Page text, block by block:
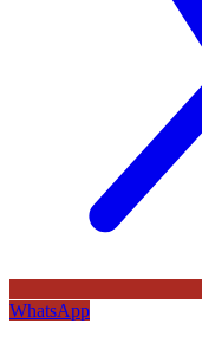
WhatsApp